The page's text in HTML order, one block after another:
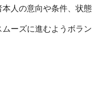
人の意向や条件、 状態
ーズに進むようボラン